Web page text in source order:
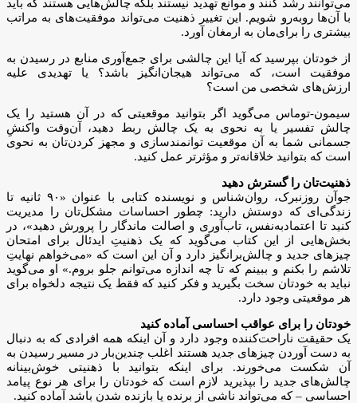
می‌توانند رشد کنند و موانع تهدید نیستند بلکه چالش‌هایی هستند که باید
با آن‌ها رو‌به‌رو شویم. این تغییر ذهنیت می‌تواند موفقیت‌های به مراتب
بیشتری را برای‌مان به ارمغان آورد.
از خودتان بپرسید که آیا این چالشی برای جمع‌آوری منابع در رسیدن به
موفقیت است، که می‌تواند هیجان‌انگیز باشد؟ یا تهدیدی علیه
ارزش‌های شخصی من است؟
سیمون-توماس می‌گوید اگر بتوانید موقعیتی که در آن هستید را یک
چالش تفسیر یا به نحوی به یک چالش ربط دهید، آن‌وقت واکنشِ
جسمانی شما به آن موقعیت توانمندسازی و مجهز کردن‌تان به نحوی
است که بتوانید خلاقانه‌تر و مؤثرتر عمل کنید.
ذهنیت‌تان را گسترش دهید
جوآن روزنبرک، روان‌شناس و نویسنده کتابی با عنوان «۹۰ ثانیه تا
زندگی‌ای که دوستش دارید: چطور احساسات مشکل‌تان را مدیریت
کنید تا اعتماد‌به‌نفس، تاب‌آوری و اصالت ماندگار را پرورش دهید»، در
بخش‌هایی از این کتاب می‌گوید که یک ذهنیتِ ایدئال برای امتحان
چیز‌های جدید و چالش‌برانگیز دارد و آن این است که «می‌خواهم نهایتِ
تلاشم را بکنم و ببینم که تا چه اندازه می‌توانم جلو بروم.» او می‌گوید
نباید به خودتان سخت بگیرید و فکر کنید که فقط یک نتیجه دلخواه برای
هر موقعیتی وجود دارد.
خودتان را برای عواقب احساسی آماده کنید
یک حقیقت ناراحت‌کننده وجود دارد و آن اینکه همه افرادی که به دنبال
به دست آوردن چیز‌های جدید هستند اغلب چندین‌بار در مسیر رسیدن به
آن شکست می‌خورند. برای اینکه بتوانید با ذهنیتی خوش‌بینانه
چالش‌های جدید را بپذیرید لازم است که خودتان را برای هر نوع پیامد
احساسی – که می‌تواند ناشی از برنده یا بازنده شدن باشد آماده کنید.